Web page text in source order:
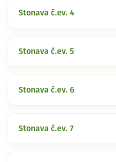
Stonava č.ev. 4
Stonava č.ev. 5
Stonava č.ev. 6
Stonava č.ev. 7